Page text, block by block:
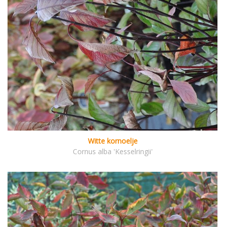
Witte kornoelje
Cornus alba 'Kesselringii'